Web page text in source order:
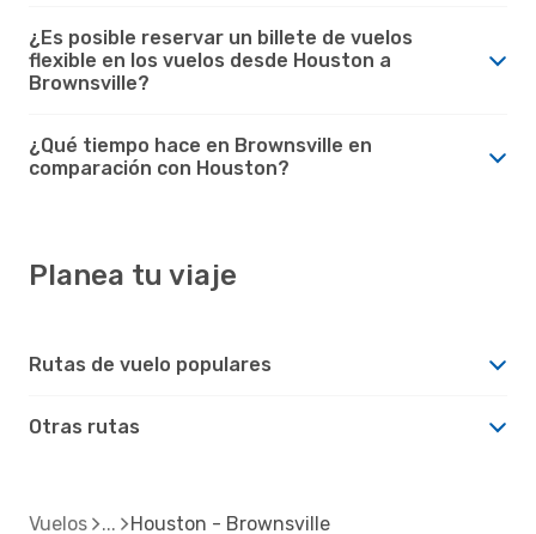
¿Es posible reservar un billete de vuelos
flexible en los vuelos desde Houston a
Brownsville?
¿Qué tiempo hace en Brownsville en
comparación con Houston?
Planea tu viaje
Rutas de vuelo populares
Otras rutas
Vuelos Houston - Brownsville